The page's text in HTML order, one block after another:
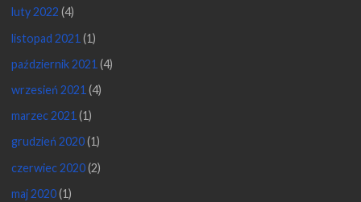
luty 2022 (4)
listopad 2021 (1)
październik 2021 (4)
wrzesień 2021 (4)
marzec 2021 (1)
grudzień 2020(1)
czerwiec 2020(2)
maj 2020(1)